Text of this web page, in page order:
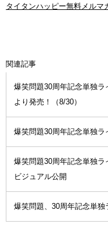
タイタンハッピー無料メルマ
関連記事
爆笑問題30周年記念単独
より発売！（8/30）
爆笑問題30周年記念単独ラ
爆笑問題30周年記念単独
ビジュアル公開
爆笑問題、30周年記念単独